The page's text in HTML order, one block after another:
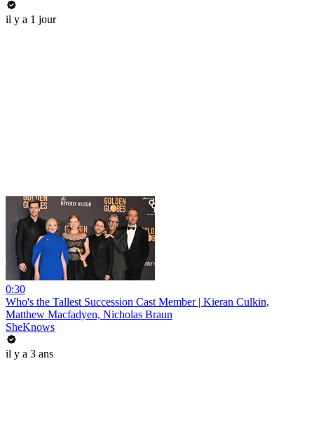
il y a 1 jour
0:30
Who's the Tallest Succession Cast Member | Kieran Culkin,
Matthew Macfadyen, Nicholas Braun
SheKnows
il y a 3 ans